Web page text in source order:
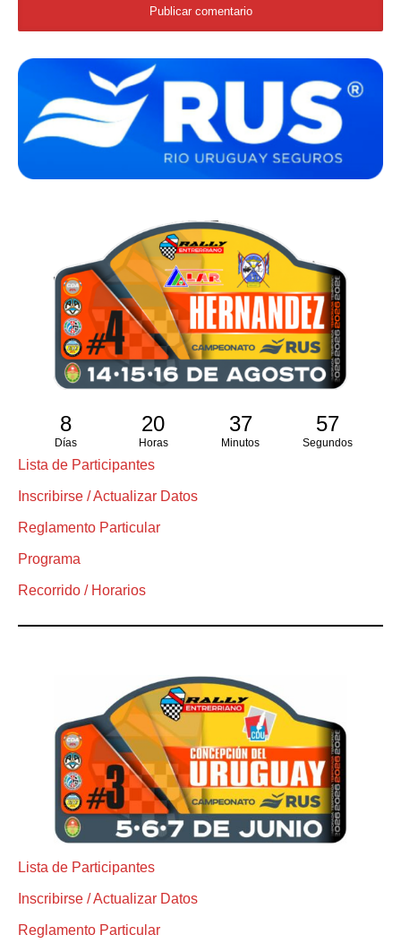
8
Días
20
Horas
37
Minutos
57
Segundos
Lista de Participantes
Inscribirse / Actualizar Datos
Reglamento Particular
Programa
Recorrido / Horarios
Lista de Participantes
Inscribirse / Actualizar Datos
Reglamento Particular